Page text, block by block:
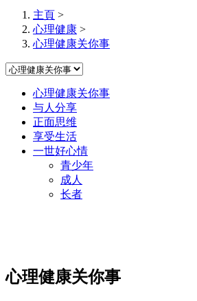
主頁 >
心理健康 >
心理健康关你事
心理健康关你事
与人分享
正面思维
享受生活
一世好心情
青少年
成人
长者
心理健康关你事